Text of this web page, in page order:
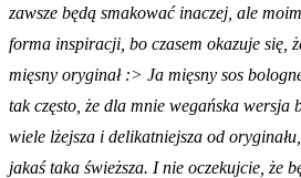
zawsze będą smakować inaczej, ale
forma inspiracji, bo czasem okazuje się,
mięsny oryginał :> Ja mięsny sos
tak często, że dla mnie wegańska wersja
wiele lżejsza i delikatniejsza od
jakaś taka świeższa. I nie oczekujcie, że